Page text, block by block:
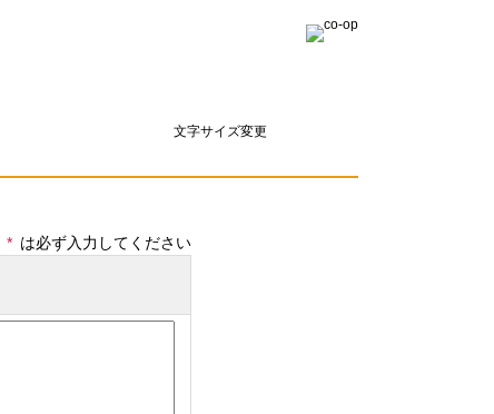
文字サイズ変更
* は必ず入力してください